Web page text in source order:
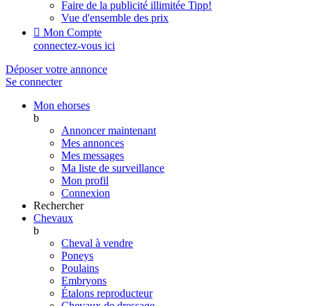
Faire de la publicité illimitée Tipp!
Vue d'ensemble des prix
 Mon Compte
connectez-vous ici
Déposer votre annonce
Se connecter
Mon ehorses
b
Annoncer maintenant
Mes annonces
Mes messages
Ma liste de surveillance
Mon profil
Connexion
Rechercher
Chevaux
b
Cheval à vendre
Poneys
Poulains
Embryons
Étalons reproducteur